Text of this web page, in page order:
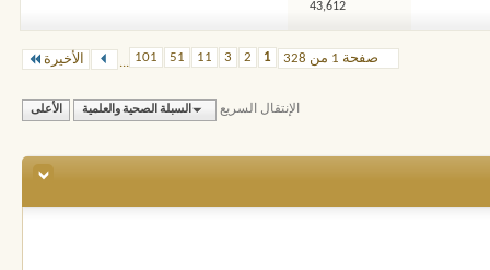
43,612
صفحة 1 من 328 1
2
3
11
51
101
... الأخيرة
الإنتقال السريع السبلة الصحية والعلمية الأعلى